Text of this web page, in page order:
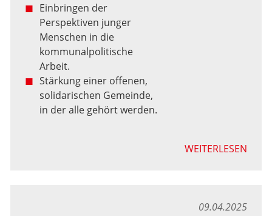
Einbringen der
Perspektiven junger
Menschen in die
kommunalpolitische
Arbeit.
Stärkung einer offenen,
solidarischen Gemeinde,
in der alle gehört werden.
WEITERLESEN
09.04.2025